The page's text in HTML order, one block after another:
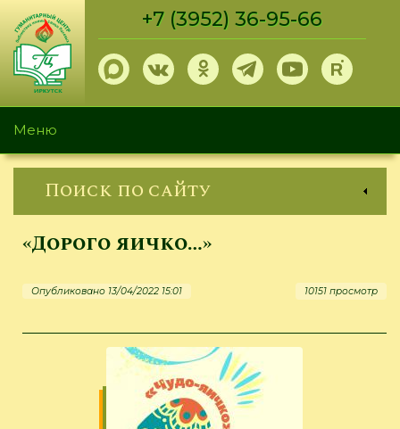
Перейти
основному
содержанию
+7 (3952) 36-95-66
Меню
Поиск по сайту
«Дорого яичко…»
Опубликовано 13/04/2022 15:01 10151 просмотр